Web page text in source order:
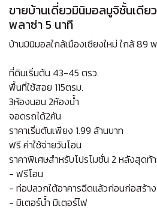
ขายบ้านเดี่ยวมินิมอลมูจิชั้นเดีย
พลาซ่า 5 นาที
บ้านมินิมอลใกล้เมืองเชียงใหม่ ใกล้ 89
ที่ดินเริ่มต้น 43-45 ตรว.
พื้นที่ใช้สอย 115ตรม.
3ห้องนอน 2ห้องน้ำ
จอดรถได้2คัน
ราคาเริ่มต้นเพียง 1.99 ล้านบาท
ฟรี ค่าใช้จ่ายวันโอน
ราคาพิเศษสำหรับโปรโมชั่น 2 หลังสุดท้
- ฟรีโอน
- ท่อปลวกใต้อาคารฉีดแล้วก่อนก่อสร้
- มิเตอร์น้ำ มิเตอร์ไฟ